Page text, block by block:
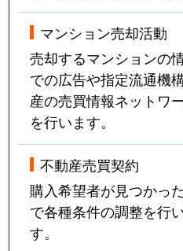
マンション売却活動
売却するマンションの
での広告や指定流通機
産の売買情報ネットワ
を行います。
不動産売買契約
購入希望者が見つかっ
で各種条件の調整を行
す。